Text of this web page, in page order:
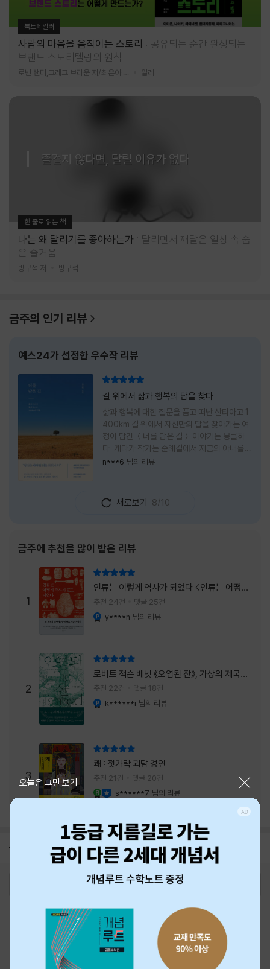
북트레일러
사람의 마음을 움직이는 스토리
공유되는 순간 완성되는
브랜드 스토리텔링의 원칙
알레
즐겁지 않다면, 달릴 이유가 없다
한 줄로 읽는 책
나는 왜 달리기를 좋아하는가
달리면서 깨달은 일상 속 숨
은 즐거움
방구석 저 방구석
금주의 인기 리뷰
예스24가 선정한 우수작 리뷰
길 위에서 삶과 행복의 답을 찾다
삶과 행복에 대한 질문을 품고 떠난 산티아고 1
400km 길 위에서 자신만의 답을 찾아가는 여
정이 담긴 ＜너를 담은 길＞ 이야기는 뭉클하
다. 게다가 작가는 순례길에서 지금의 아내를
만나 여행 로맨스의 정석인 '비포 선라이즈'를
에 작가가 소개한 다양한 도서들의 문장들을 만
나는 것 역시 읽기의 또다른 즐거움이었다. 여
누구이며어느 순간 행복을 느끼는지 질문하며
길을 떠나려고 마음 먹는 순간들을 적어내려간
문장들에 마음을 한참 머물렀다.그 부분을 발췌
해본다. "내가 온 힘을 다해 부러워하던 사람
들은 '자신이 원하는' 일을 하는 사람들이었다.
소명이라고 하던
n***6 님의 리뷰
새로보기 8/10
금주에 추천을 많이 받은 리뷰
1
인류는 이렇게 역사가 되었다 <인류는 어떻게
역사가 되었나>
추천 24건 댓글 25건
y****n 님의 리뷰
2
로버트 잭슨 베넷 《오염된 잔》, 가상의 제국이
주는 실감과 미스터리 사건의 치밀함이 이루어
내는 최상의 시너지...
추천 22건 댓글 18건
k******i 님의 리뷰
3
쾌 : 젓가락 괴담 경연
추천 21건 댓글 20건
s******7 님의 리뷰
공지 26년 NBCI 수상 안내
오늘은 그만 보기
최근 본 상품
고객센터 1544-3800 티켓 1544-6399
중고샵 1566-4295
eBook 1:1문의/채팅상담
예스이십사(주) 사업자 정보
이용약관
청소년보호정책